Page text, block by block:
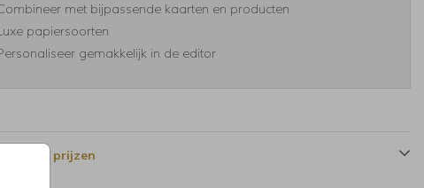
met bijpassende kaarten en producten
papiersoorten
gemakkelijk in de editor
en prijzen